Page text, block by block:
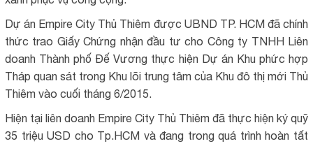
Dự án Empire City Thủ Thiêm được UBND TP. HCM đã chính
thức trao Giấy Chứng nhận đầu tư cho Công ty TNHH Liên
doanh Thành phố Đế Vương thực hiện Dự án Khu phức hợp
Tháp quan sát trong Khu lõi trung tâm của Khu đô thị mới Thủ
Thiêm vào cuối tháng 6/2015.
Hiện tại liên doanh Empire City Thủ Thiêm đã thực hiện ký quỹ
35 triệu USD cho Tp.HCM và đang trong quá trình hoàn tất